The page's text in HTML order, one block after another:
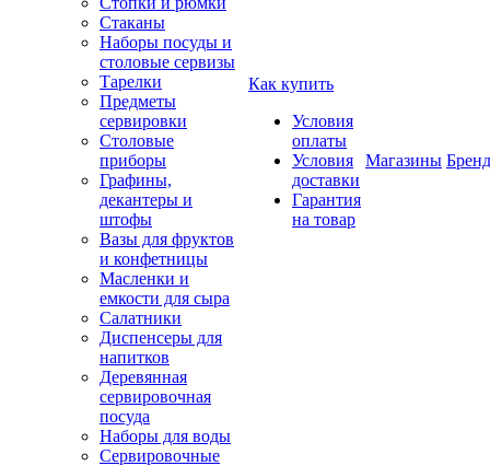
Стаканы
Наборы посуды и
столовые сервизы
Тарелки
Предметы
сервировки
Столовые
приборы
Графины,
декантеры и
штофы
Вазы для фруктов
и конфетницы
Масленки и
емкости для сыра
Салатники
Диспенсеры для
напитков
Деревянная
сервировочная
посуда
Наборы для воды
Сервировочные
Как купить
Условия
оплаты
Условия
доставки
Гарантия
на товар
Магазины